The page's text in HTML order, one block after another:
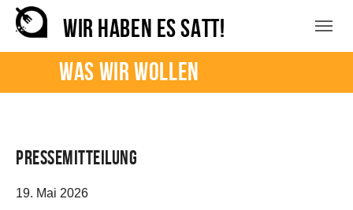
Zum Hauptinhalt springen
Skip to page footer
WIR HABEN ES SATT!
Was wir wollen
Pressemitteilung
19. Mai 2026